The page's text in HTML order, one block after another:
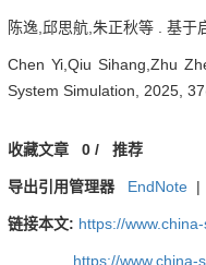
陈逸,邱思航,朱正秋等 . 基于
Chen Yi,Qiu Sihang,Zhu
System Simulation, 2025,
收藏文章 0 /推荐
导出引用管理器 EndNote |
链接本文: https://
https://www.china-